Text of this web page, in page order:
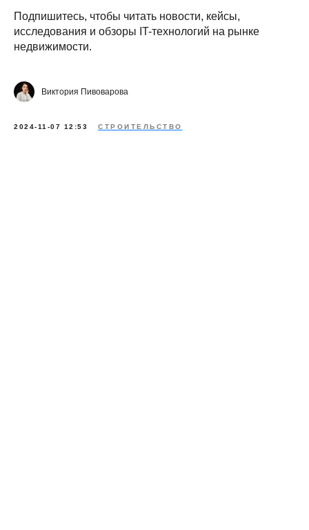
Подпишитесь, чтобы читать новости, кейсы,
исследования и обзоры IT-технологий на рынке
недвижимости.
Виктория Пивоварова
2024-11-07 12:53 СТРОИТЕЛЬСТВО